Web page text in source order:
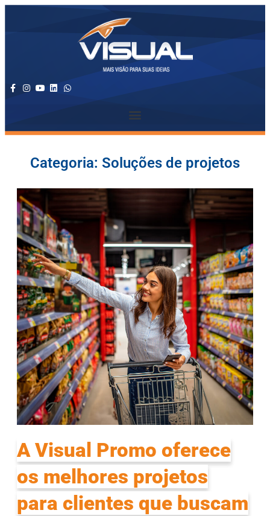
Categoria: Soluções de projetos
A Visual Promo oferece
os melhores projetos
para clientes que buscam